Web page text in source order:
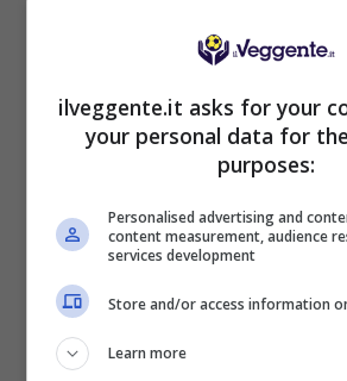
2050€
VERIFICA
Fino a 2050€ bonus
ilveggente.it asks for your
your personal data for
purposes:
Personalised advertising and
content measurement, audience
services development
Store and/or access information
Learn more